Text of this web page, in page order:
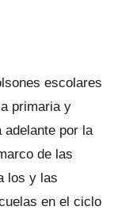
escolares
primaria y
por la
de las
los y las
en el ciclo